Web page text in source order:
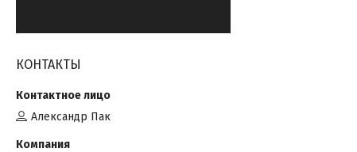
КОНТАКТЫ
Александр Пак